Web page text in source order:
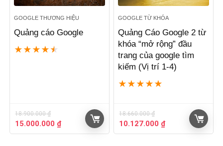
GOOGLE THƯƠNG HIỆU
Quảng cáo Google
★ ★ ★ ★ ★
18.900.000₫
Giá
gốc
15.000.000 ₫Giá
hiện
GOOGLE TỪ KHÓA
Quảng Cáo Google 2 từ
khóa “mở rộng” đầu
trang của google tìm
kiếm (Vị trí 1-4)
★ ★ ★ ★ ★
18.660.000₫
Giá
gốc
10.127.000 ₫Giá
hiện